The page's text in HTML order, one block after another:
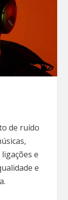
de ruído
e
e